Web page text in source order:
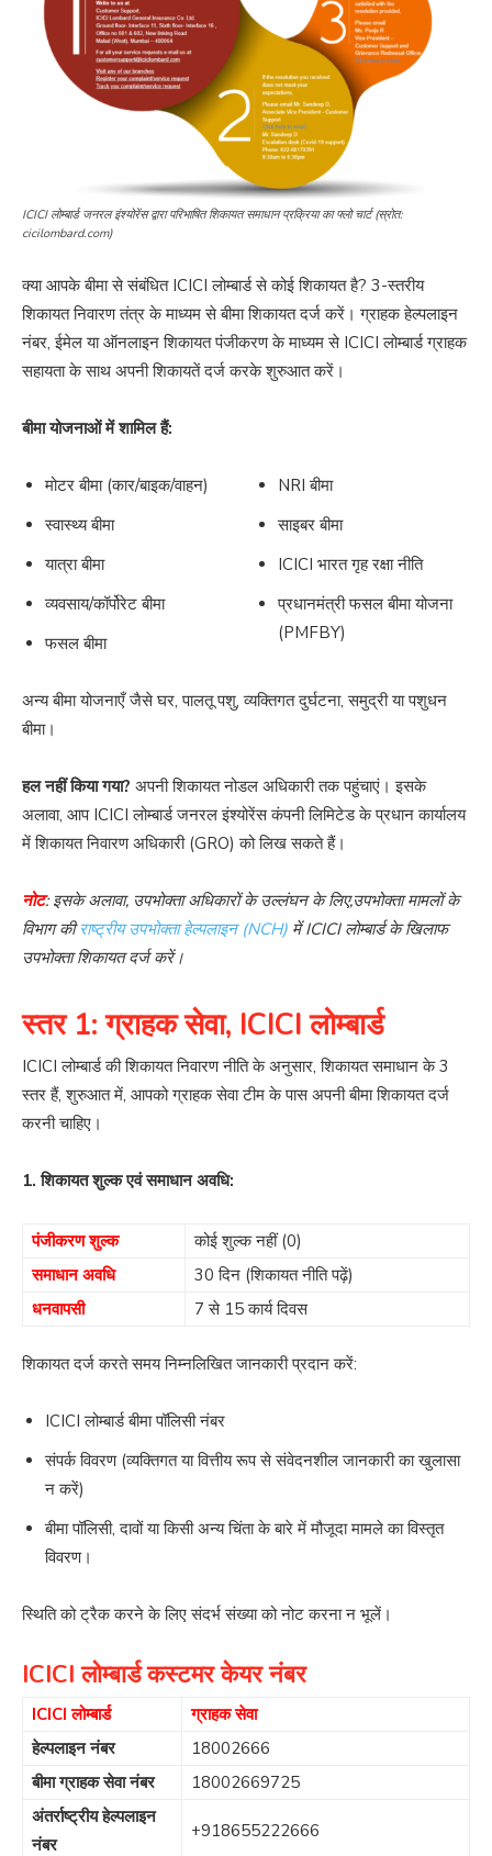
ICICI लोम्बार्ड जनरल इंश्योरेंस द्वारा परिभाषित शिकायत समाधान प्रक्रिया का फ्लो चार्ट (स्रोत:
cicilombard.com)
क्या आपके बीमा से संबंधित ICICI लोम्बार्ड से कोई शिकायत है? 3-स्तरीय
शिकायत निवारण तंत्र के माध्यम से बीमा शिकायत दर्ज करें। ग्राहक हेल्पलाइन
नंबर, ईमेल या ऑनलाइन शिकायत पंजीकरण के माध्यम से ICICI लोम्बार्ड ग्राहक
सहायता के साथ अपनी शिकायतें दर्ज करके शुरुआत करें।
बीमा योजनाओं में शामिल हैं:
मोटर बीमा (कार/बाइक/वाहन)
स्वास्थ्य बीमा
यात्रा बीमा
व्यवसाय/कॉर्पोरेट बीमा
फसल बीमा
NRI बीमा
साइबर बीमा
ICICI भारत गृह रक्षा नीति
प्रधानमंत्री फसल बीमा योजना
(PMFBY)
अन्य बीमा योजनाएँ जैसे घर, पालतू पशु, व्यक्तिगत दुर्घटना, समुद्री या पशुधन
बीमा।
हल नहीं किया गया? अपनी शिकायत नोडल अधिकारी तक पहुंचाएं। इसके
अलावा, आप ICICI लोम्बार्ड जनरल इंश्योरेंस कंपनी लिमिटेड के प्रधान कार्यालय
में शिकायत निवारण अधिकारी (GRO) को लिख सकते हैं।
नोट: इसके अलावा, उपभोक्ता अधिकारों के उल्लंघन के लिए,उपभोक्ता मामलों के
विभाग कीराष्ट्रीय उपभोक्ता हेल्पलाइन (NCH) में ICICI लोम्बार्ड के खिलाफ
उपभोक्ता शिकायत दर्ज करें।
स्तर 1: ग्राहक सेवा, ICICI लोम्बार्ड
ICICI लोम्बार्ड की शिकायत निवारण नीति के अनुसार, शिकायत समाधान के 3
स्तर हैं, शुरुआत में, आपको ग्राहक सेवा टीम के पास अपनी बीमा शिकायत दर्ज
करनी चाहिए।
1. शिकायत शुल्क एवं समाधान अवधि:
पंजीकरण शुल्क
कोई शुल्क नहीं (0)
समाधान अवधि
30 दिन (शिकायत नीति पढ़ें)
धनवापसी
7 से 15 कार्य दिवस
शिकायत दर्ज करते समय निम्नलिखित जानकारी प्रदान करें:
ICICI लोम्बार्ड बीमा पॉलिसी नंबर
संपर्क विवरण (व्यक्तिगत या वित्तीय रूप से संवेदनशील जानकारी का खुलासा
न करें)
बीमा पॉलिसी, दावों या किसी अन्य चिंता के बारे में मौजूदा मामले का विस्तृत
विवरण।
स्थिति को ट्रैक करने के लिए संदर्भ संख्या को नोट करना न भूलें।
ICICI लोम्बार्ड कस्टमर केयर नंबर
ICICI लोम्बार्ड
ग्राहक सेवा
हेल्पलाइन नंबर
18002666
बीमा ग्राहक सेवा नंबर
18002669725
अंतर्राष्ट्रीय हेल्पलाइन
नंबर
+918655222666